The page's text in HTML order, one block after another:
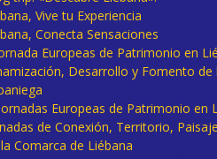
Vive tu Experiencia
Conecta Sensaciones
Europeas de Patrimonio en
Desarrollo y Fomento de
Europeas de Patrimonio en
de Conexión, Territorio,
Comarca de Liébana